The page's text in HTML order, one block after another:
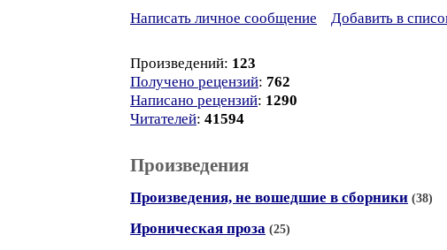
Написать личное сообщение Добавить в
Произведений: 123
Получено рецензий: 762
Написано рецензий: 1290
Читателей: 41594
Произведения
Произведения, не вошедшие в сборники (38)
Ироническая проза (25)